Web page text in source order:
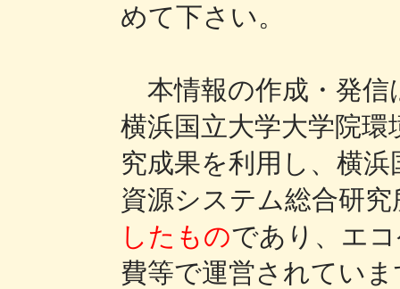
めて下さい。
本情報の作成・発信
横浜国立大学大学院
究成果を利用し、横
資源システム総合研
したものであり、エ
費等で運営されてい